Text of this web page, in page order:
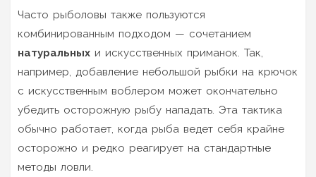
Часто рыболовы также пользуются
комбинированным подходом — сочетанием
натуральных и искусственных приманок. Так,
например, добавление небольшой рыбки на крючок
с искусственным воблером может окончательно
убедить осторожную рыбу нападать. Эта тактика
обычно работает, когда рыба ведет себя крайне
осторожно и редко реагирует на стандартные
методы ловли.